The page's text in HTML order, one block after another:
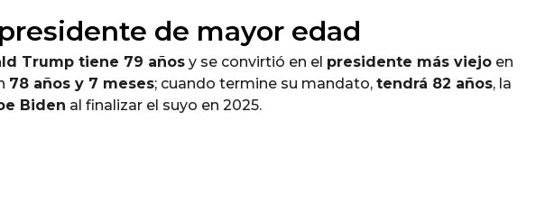
de mayor edad
Trump tiene 79 años y se convirtió en el presidente más viejo en
78 años y 7 meses; cuando termine su mandato, tendrá 82 años, la
Biden al finalizar el suyo en 2025.